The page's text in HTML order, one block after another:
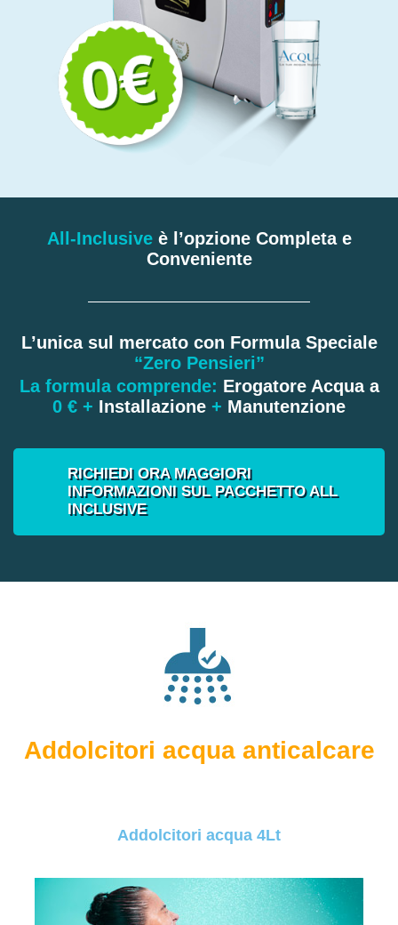
All-Inclusiveè l’opzione Completa e
Conveniente
L’unica sul mercato con Formula Speciale
“Zero Pensieri”
La formula comprende: Erogatore Acqua a
0 € + Installazione + Manutenzione
RICHIEDI ORA MAGGIORI
INFORMAZIONI SUL PACCHETTO ALL
INCLUSIVE
Addolcitori acqua anticalcare
Addolcitori acqua 4Lt